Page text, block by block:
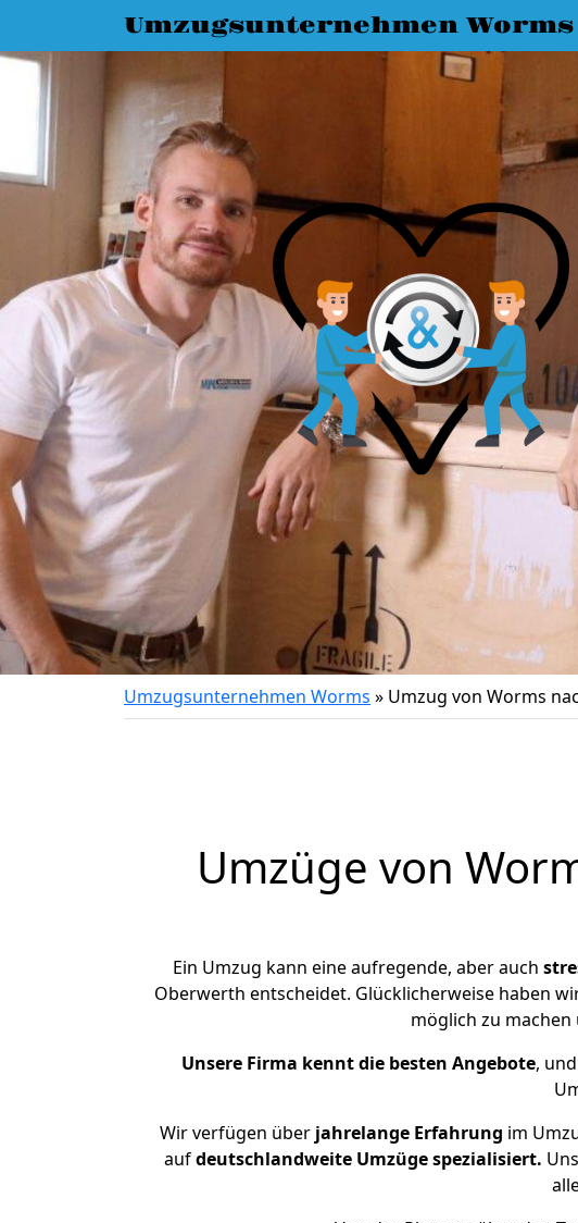
Umzugsunternehmen Worms
Umzugsunternehmen Worms » Umzug von Worms
Umzüge von
Ein Umzug kann eine aufregende, aber auch
Oberwerth entscheidet. Glücklicherweise haben
möglich zu machen
Unsere Firma kennt die besten Angebote,
Wir verfügen überjahrelange Erfahrung im
aufdeutschlandweite Umzüge spezialisiert.